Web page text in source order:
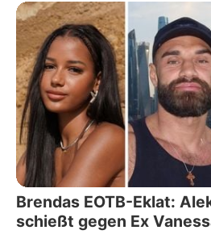
Brendas EOTB-Eklat:
schießt gegen Ex